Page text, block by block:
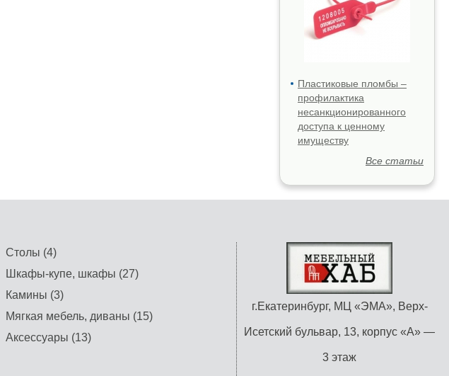
Пластиковые пломбы –
профилактика
несанкционированного
доступа к ценному
имуществу
Все статьи
г.Екатеринбург, МЦ «ЭМА», Верх-
Исетский бульвар, 13, корпус «А» —
3 этаж
Столы (4)
Шкафы-купе, шкафы (27)
Камины (3)
Мягкая мебель, диваны (15)
Аксессуары (13)